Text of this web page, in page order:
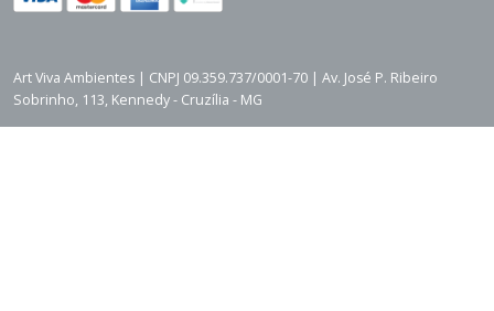
Art Viva Ambientes | CNPJ 09.359.737/0001-70 | Av. José P. Ribeiro
Sobrinho, 113, Kennedy - Cruzília - MG